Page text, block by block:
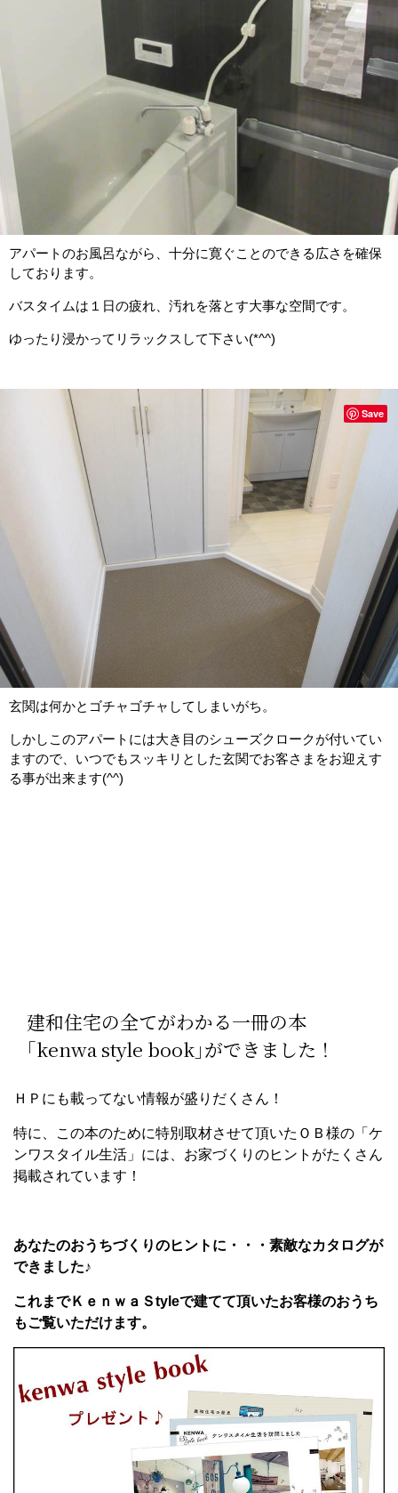
アパートのお風呂ながら、十分に寛ぐことのできる広さを確保
しております。
バスタイムは１日の疲れ、汚れを落とす大事な空間です。
ゆったり浸かってリラックスして下さい(*^^)
玄関は何かとゴチャゴチャしてしまいがち。
しかしこのアパートには大き目のシューズクロークが付いてい
ますので、いつでもスッキリとした玄関でお客さまをお迎えす
る事が出来ます(^^)
Save
建和住宅の全てがわかる一冊の本
｢kenwa style book｣ができました！
ＨＰにも載ってない情報が盛りだくさん！
特に、この本のために特別取材させて頂いたＯＢ様の「ケ
ンワスタイル生活」には、お家づくりのヒントがたくさん
掲載されています！
あなたのおうちづくりのヒントに・・・素敵なカタログが
できました♪
これまでＫｅｎｗａＳtyleで建てて頂いたお客様のおうち
もご覧いただけます。